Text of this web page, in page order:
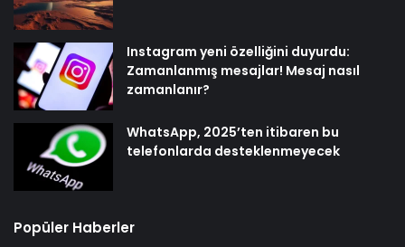
Instagram yeni özelliğini duyurdu:
Zamanlanmış mesajlar! Mesaj nasıl
zamanlanır?
WhatsApp, 2025’ten itibaren bu
telefonlarda desteklenmeyecek
Popüler Haberler